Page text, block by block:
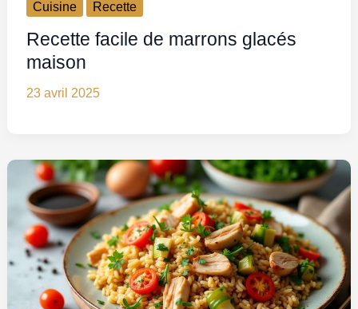
Cuisine Recette
Recette facile de marrons glacés
maison
23 avril 2025